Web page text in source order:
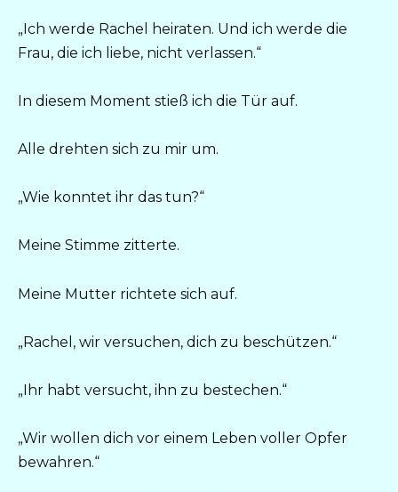
„Ich werde Rachel heiraten. Und ich werde die
Frau, die ich liebe, nicht verlassen.“
In diesem Moment stieß ich die Tür auf.
Alle drehten sich zu mir um.
„Wie konntet ihr das tun?“
Meine Stimme zitterte.
Meine Mutter richtete sich auf.
„Rachel, wir versuchen, dich zu beschützen.“
„Ihr habt versucht, ihn zu bestechen.“
„Wir wollen dich vor einem Leben voller Opfer
bewahren.“